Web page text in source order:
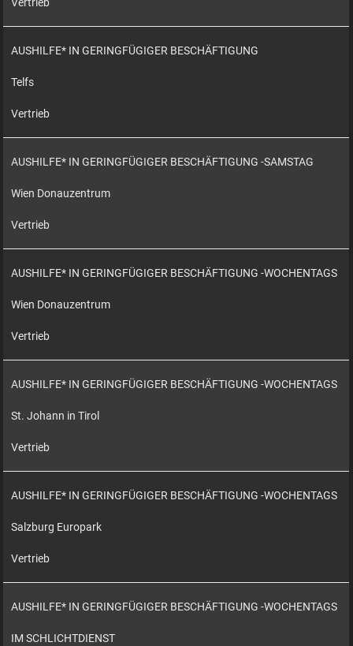
AUSHILFE* IN GERINGFÜGIGER BESCHÄFTIGUNG
Telfs
Vertrieb
AUSHILFE* IN GERINGFÜGIGER BESCHÄFTIGUNG -SAMSTAG
Wien Donauzentrum
Vertrieb
AUSHILFE* IN GERINGFÜGIGER BESCHÄFTIGUNG -WOCHENTAGS
Wien Donauzentrum
Vertrieb
AUSHILFE* IN GERINGFÜGIGER BESCHÄFTIGUNG -WOCHENTAGS
St. Johann in Tirol
Vertrieb
AUSHILFE* IN GERINGFÜGIGER BESCHÄFTIGUNG -WOCHENTAGS
Salzburg Europark
Vertrieb
AUSHILFE* IN GERINGFÜGIGER BESCHÄFTIGUNG -WOCHENTAGS
IM SCHLICHTDIENST